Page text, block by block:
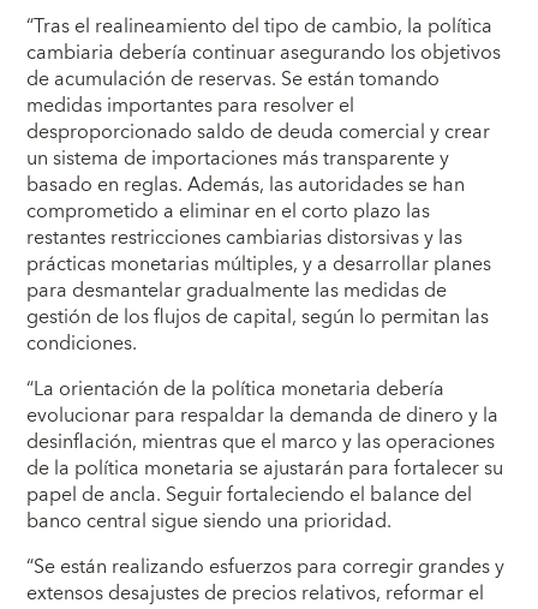
“Tras el realineamiento del tipo de cambio, la política
cambiaria debería continuar asegurando los objetivos
de acumulación de reservas. Se están tomando
medidas importantes para resolver el
desproporcionado saldo de deuda comercial y crear
un sistema de importaciones más transparente y
basado en reglas. Además, las autoridades se han
comprometido a eliminar en el corto plazo las
restantes restricciones cambiarias distorsivas y las
prácticas monetarias múltiples, y a desarrollar planes
para desmantelar gradualmente las medidas de
gestión de los flujos de capital, según lo permitan las
condiciones.
“La orientación de la política monetaria debería
evolucionar para respaldar la demanda de dinero y la
desinflación, mientras que el marco y las operaciones
de la política monetaria se ajustarán para fortalecer su
papel de ancla. Seguir fortaleciendo el balance del
banco central sigue siendo una prioridad.
“Se están realizando esfuerzos para corregir grandes y
extensos desajustes de precios relativos, reformar el